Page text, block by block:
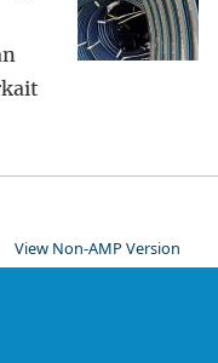
View Non-AMP Version